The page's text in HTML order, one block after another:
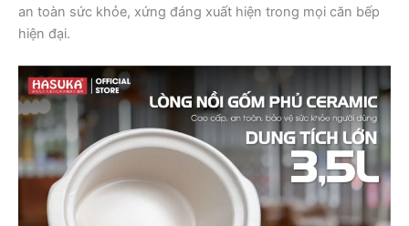
an toàn sức khỏe, xứng đáng xuất hiện trong mọi căn bếp
hiện đại.